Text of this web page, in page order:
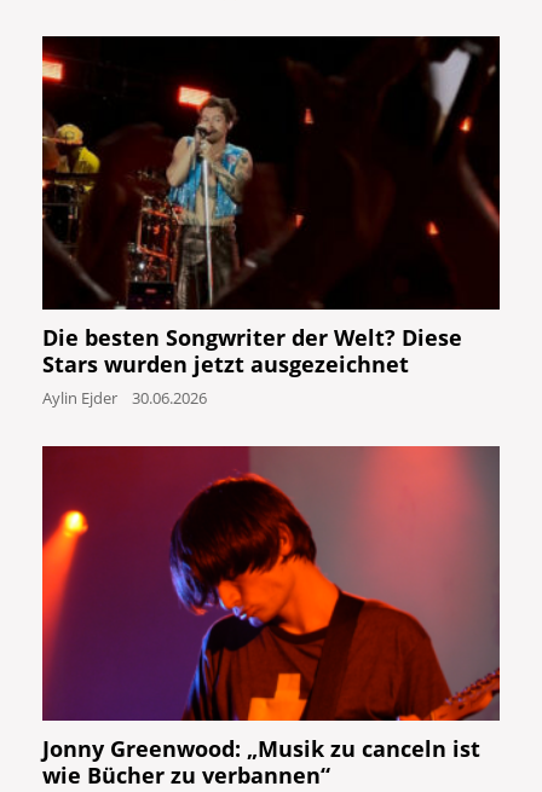
Die besten Songwriter der Welt? Diese
Stars wurden jetzt ausgezeichnet
Aylin Ejder 30.06.2026
Jonny Greenwood: „Musik zu canceln ist
wie Bücher zu verbannen“